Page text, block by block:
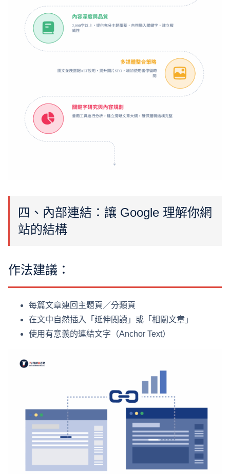
四、內部連結：讓 Google 理解你網
站的結構
作法建議：
每篇文章連回主題頁／分類頁
在文中自然插入「延伸閱讀」或「相關文章」
使用有意義的連結文字（Anchor Text）